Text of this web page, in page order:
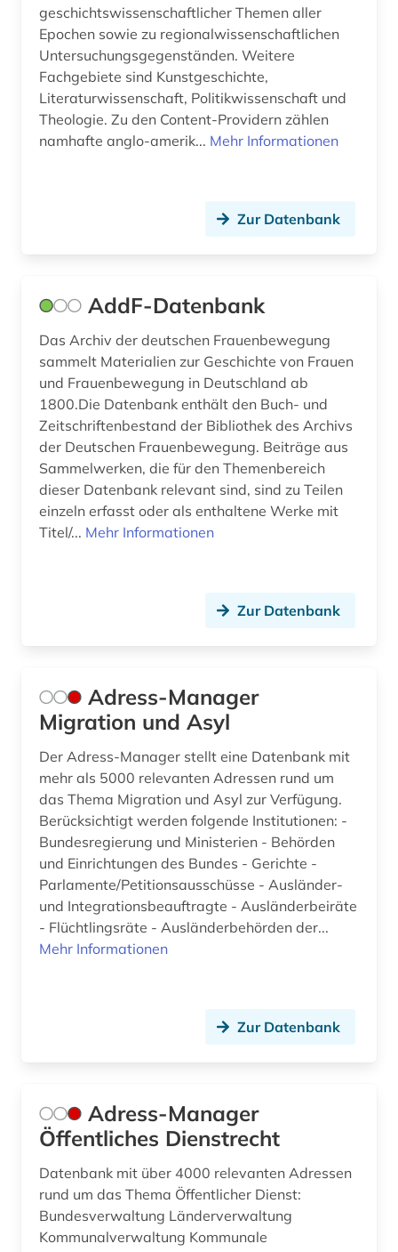
british academy (1)
bruttoinlandsprodukt (1)
brüssel (1)
bundeskanzleramt (1)
bundesregierung (3)
bundesrepublik deutschland (1)
bundesrepublik deutschland 1949-1990 (1)
diktatur (1)
bundestag (4)
business (1)
bücher (1)
bürgerkrieg (1)
bürgerkrieg libanon (1)
bürgerrechtsbewegung (9)
bürgerschaft (1)
carl de (1)
charles (1809-1882) (1)
chile (2)
china (16)
chinesen (1)
christentum (2)
geschichtswissenschaftlicher Themen aller
Epochen sowie zu regionalwissenschaftlichen
Untersuchungsgegenständen. Weitere
Fachgebiete sind Kunstgeschichte,
Literaturwissenschaft, Politikwissenschaft und
Theologie. Zu den Content-Providern zählen
namhafte anglo-amerik... Mehr Informationen
Zur Datenbank
AddF-Datenbank
Das Archiv der deutschen Frauenbewegung
sammelt Materialien zur Geschichte von Frauen
und Frauenbewegung in Deutschland ab
1800.Die Datenbank enthält den Buch- und
Zeitschriftenbestand der Bibliothek des Archivs
der Deutschen Frauenbewegung. Beiträge aus
Sammelwerken, die für den Themenbereich
dieser Datenbank relevant sind, sind zu Teilen
einzeln erfasst oder als enthaltene Werke mit
Titel/... Mehr Informationen
Zur Datenbank
Adress-Manager
Migration und Asyl
Der Adress-Manager stellt eine Datenbank mit
mehr als 5000 relevanten Adressen rund um
das Thema Migration und Asyl zur Verfügung.
Berücksichtigt werden folgende Institutionen: -
Bundesregierung und Ministerien - Behörden
und Einrichtungen des Bundes - Gerichte -
Parlamente/Petitionsausschüsse - Ausländer-
und Integrationsbeauftragte - Ausländerbeiräte
- Flüchtlingsräte - Ausländerbehörden der...
Mehr Informationen
Zur Datenbank
Adress-Manager
Öffentliches Dienstrecht
Datenbank mit über 4000 relevanten Adressen
rund um das Thema Öffentlicher Dienst:
Bundesverwaltung Länderverwaltung
Kommunalverwaltung Kommunale